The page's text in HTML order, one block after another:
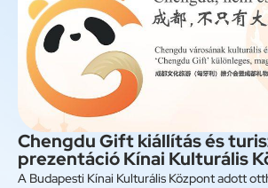
Chengdu Gift kiállítás és
prezentáció Kínai Kulturális
A Budapesti Kínai Kulturális Központ adott